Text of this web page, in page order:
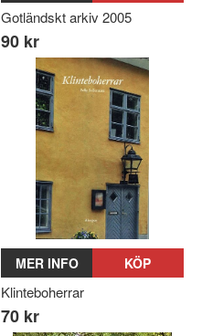
Gotländskt arkiv 2005
90 kr
MER INFO KÖP
Klinteboherrar
70 kr